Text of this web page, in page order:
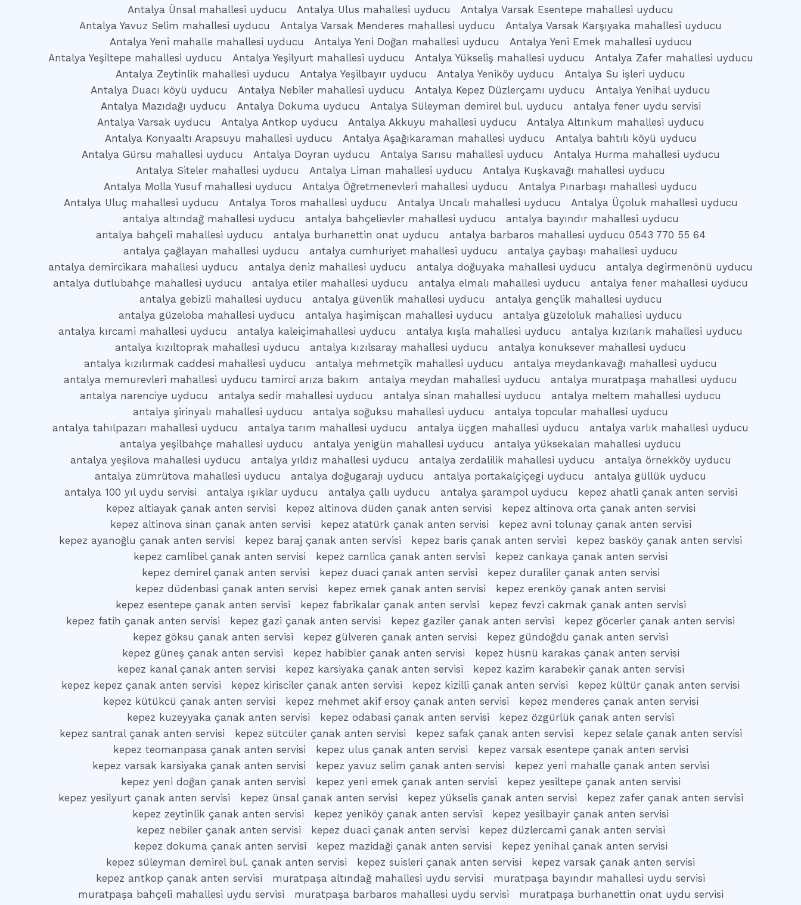
Antalya Ünsal mahallesi uyducu
Antalya Ulus mahallesi uyducu
Antalya Varsak Esentepe mahallesi uyducu
Antalya Yavuz Selim mahallesi uyducu
Antalya Varsak Menderes mahallesi uyducu
Antalya Varsak Karşıyaka mahallesi uyducu
Antalya Yeni mahalle mahallesi uyducu
Antalya Yeni Doğan mahallesi uyducu
Antalya Yeni Emek mahallesi uyducu
Antalya Yeşiltepe mahallesi uyducu
Antalya Yeşilyurt mahallesi uyducu Antalya Yükseliş mahallesi uyducu
Antalya Zafer mahallesi uyducu
Antalya Zeytinlik mahallesi uyducu
Antalya Yeşilbayır uyducu Antalya Yeniköy uyducu
Antalya Su işleri uyducu
Antalya Duacı köyü uyducu
Antalya Nebiler mahallesi uyducu Antalya Kepez Düzlerçamı uyducu
Antalya Yenihal uyducu
Antalya Mazıdağı uyducu
Antalya Dokuma uyducu Antalya Süleyman demirel bul. uyducu
antalya fener uydu servisi
Antalya Varsak uyducu
Antalya Antkop uyducu Antalya Akkuyu mahallesi uyducu
Antalya Altınkum mahallesi uyducu
Antalya Konyaaltı Arapsuyu mahallesi uyducu
Antalya Aşağıkaraman mahallesi uyducu
Antalya bahtılı köyü uyducu
Antalya Gürsu mahallesi uyducu
Antalya Doyran uyducu Antalya Sarısu mahallesi uyducu
Antalya Hurma mahallesi uyducu
Antalya Siteler mahallesi uyducu
Antalya Liman mahallesi uyducu
Antalya Kuşkavağı mahallesi uyducu
Antalya Molla Yusuf mahallesi uyducu
Antalya Öğretmenevleri mahallesi uyducu
Antalya Pınarbaşı mahallesi uyducu
Antalya Uluç mahallesi uyducu
Antalya Toros mahallesi uyducu Antalya Uncalı mahallesi uyducu
Antalya Üçoluk mahallesi uyducu
antalya altındağ mahallesi uyducu
antalya bahçelievler mahallesi uyducu
antalya bayındır mahallesi uyducu
antalya bahçeli mahallesi uyducu
antalya burhanettin onat uyducu
antalya barbaros mahallesi uyducu 0543 770 55 64
antalya çağlayan mahallesi uyducu
antalya cumhuriyet mahallesi uyducu
antalya çaybaşı mahallesi uyducu
antalya demircikara mahallesi uyducu
antalya deniz mahallesi uyducu antalya doğuyaka mahallesi uyducu
antalya degirmenönü uyducu
antalya dutlubahçe mahallesi uyducu
antalya etiler mahallesi uyducu antalya elmalı mahallesi uyducu
antalya fener mahallesi uyducu
antalya gebizli mahallesi uyducu
antalya güvenlik mahallesi uyducu
antalya gençlik mahallesi uyducu
antalya güzeloba mahallesi uyducu
antalya haşimişcan mahallesi uyducu
antalya güzeloluk mahallesi uyducu
antalya kırcami mahallesi uyducu
antalya kaleiçimahallesi uyducu antalya kışla mahallesi uyducu
antalya kızılarık mahallesi uyducu
antalya kızıltoprak mahallesi uyducu
antalya kızılsaray mahallesi uyducu
antalya konuksever mahallesi uyducu
antalya kızılırmak caddesi mahallesi uyducu
antalya mehmetçik mahallesi uyducu
antalya meydankavağı mahallesi uyducu
antalya memurevleri mahallesi uyducu tamirci arıza bakım
antalya meydan mahallesi uyducu
antalya muratpaşa mahallesi uyducu
antalya narenciye uyducu
antalya sedir mahallesi uyducu antalya sinan mahallesi uyducu
antalya meltem mahallesi uyducu
antalya şirinyalı mahallesi uyducu
antalya soğuksu mahallesi uyducu
antalya topcular mahallesi uyducu
antalya tahılpazarı mahallesi uyducu
antalya tarım mahallesi uyducu antalya üçgen mahallesi uyducu
antalya varlık mahallesi uyducu
antalya yeşilbahçe mahallesi uyducu
antalya yenigün mahallesi uyducu
antalya yüksekalan mahallesi uyducu
antalya yeşilova mahallesi uyducu
antalya yıldız mahallesi uyducu antalya zerdalilik mahallesi uyducu
antalya örnekköy uyducu
antalya zümrütova mahallesi uyducu
antalya doğugarajı uyducu antalya portakalçiçegi uyducu
antalya güllük uyducu
antalya 100 yıl uydu servisi
antalya ışıklar uyducu antalya çallı uyducu antalya şarampol uyducu
kepez ahatli çanak anten servisi
kepez altiayak çanak anten servisi
kepez altinova düden çanak anten servisi
kepez altinova orta çanak anten servisi
kepez altinova sinan çanak anten servisi
kepez atatürk çanak anten servisi
kepez avni tolunay çanak anten servisi
kepez ayanoğlu çanak anten servisi
kepez baraj çanak anten servisi kepez baris çanak anten servisi
kepez basköy çanak anten servisi
kepez camlibel çanak anten servisi
kepez camlica çanak anten servisi
kepez cankaya çanak anten servisi
kepez demirel çanak anten servisi
kepez duaci çanak anten servisi
kepez duraliler çanak anten servisi
kepez düdenbasi çanak anten servisi
kepez emek çanak anten servisi
kepez erenköy çanak anten servisi
kepez esentepe çanak anten servisi
kepez fabrikalar çanak anten servisi
kepez fevzi cakmak çanak anten servisi
kepez fatih çanak anten servisi
kepez gazi çanak anten servisi kepez gaziler çanak anten servisi
kepez göcerler çanak anten servisi
kepez göksu çanak anten servisi
kepez gülveren çanak anten servisi
kepez gündoğdu çanak anten servisi
kepez güneş çanak anten servisi
kepez habibler çanak anten servisi
kepez hüsnü karakas çanak anten servisi
kepez kanal çanak anten servisi
kepez karsiyaka çanak anten servisi
kepez kazim karabekir çanak anten servisi
kepez kepez çanak anten servisi
kepez kirisciler çanak anten servisi kepez kizilli çanak anten servisi
kepez kültür çanak anten servisi
kepez kütükcü çanak anten servisi
kepez mehmet akif ersoy çanak anten servisi
kepez menderes çanak anten servisi
kepez kuzeyyaka çanak anten servisi
kepez odabasi çanak anten servisi
kepez özgürlük çanak anten servisi
kepez santral çanak anten servisi
kepez sütcüler çanak anten servisi kepez safak çanak anten servisi
kepez selale çanak anten servisi
kepez teomanpasa çanak anten servisi
kepez ulus çanak anten servisi
kepez varsak esentepe çanak anten servisi
kepez varsak karsiyaka çanak anten servisi
kepez yavuz selim çanak anten servisi
kepez yeni mahalle çanak anten servisi
kepez yeni doğan çanak anten servisi
kepez yeni emek çanak anten servisi
kepez yesiltepe çanak anten servisi
kepez yesilyurt çanak anten servisi
kepez ünsal çanak anten servisi kepez yükselis çanak anten servisi
kepez zafer çanak anten servisi
kepez zeytinlik çanak anten servisi
kepez yeniköy çanak anten servisi
kepez yesilbayir çanak anten servisi
kepez nebiler çanak anten servisi
kepez duaci çanak anten servisi
kepez düzlercami çanak anten servisi
kepez dokuma çanak anten servisi
kepez mazidaği çanak anten servisi
kepez yenihal çanak anten servisi
kepez süleyman demirel bul. çanak anten servisi
kepez suisleri çanak anten servisi
kepez varsak çanak anten servisi
kepez antkop çanak anten servisi
muratpaşa altındağ mahallesi uydu servisi
muratpaşa bayındır mahallesi uydu servisi
muratpaşa bahçeli mahallesi uydu servisi
muratpaşa barbaros mahallesi uydu servisi
muratpaşa burhanettin onat uydu servisi